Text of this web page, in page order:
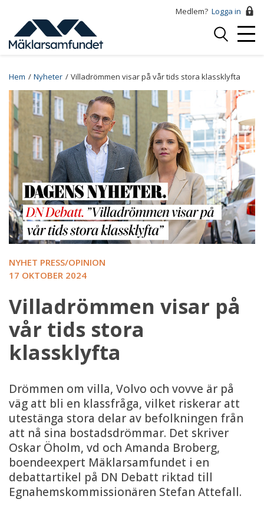
huvudinnehåll
Medlem? Logga in
Logga
Breadcrumb
Hem Nyheter Villadrömmen visar på vår tids stora klassklyfta
NYHET PRESS/OPINION
17 OKTOBER 2024
Villadrömmen visar på
vår tids stora
klassklyfta
Drömmen om villa, Volvo och vovve är på
väg att bli en klassfråga, vilket riskerar att
utestänga stora delar av befolkningen från
att nå sina bostadsdrömmar. Det skriver
Oskar Öholm, vd och Amanda Broberg,
boendeexpert Mäklarsamfundet i en
debattartikel på DN Debatt riktad till
Egnahemskommissionären Stefan Attefall.